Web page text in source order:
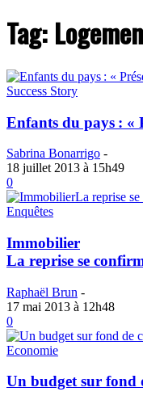
Tag:
Success Story
Enfants du pays : «
Sabrina Bonarrigo -
18 juillet 2013 à 15h49
0
Enquêtes
Immobilier
La reprise se
Raphaël Brun -
17 mai 2013 à 12h48
0
Economie
Un budget sur fond